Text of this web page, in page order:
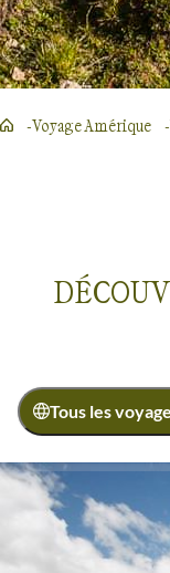
Voyages sur les
Voyage Amérique
Tous les
Activité
Découverte